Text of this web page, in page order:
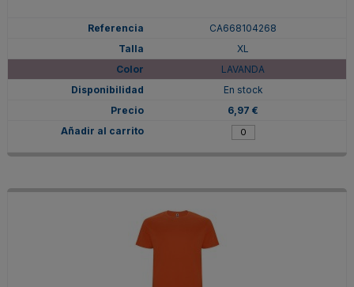
CA668104268
XL
LAVANDA
En stock
6,97 €